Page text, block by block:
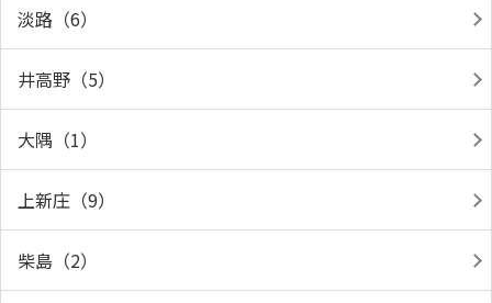
淡路（6）
井高野（5）
大隅（1）
上新庄（9）
柴島（2）